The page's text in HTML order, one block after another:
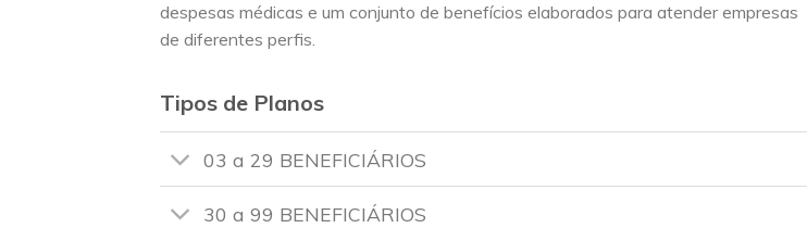
despesas médicas e um conjunto de benefícios elaborados para atender empresas
de diferentes perfis.
Tipos de Planos
03 a 29 BENEFICIÁRIOS
30 a 99 BENEFICIÁRIOS